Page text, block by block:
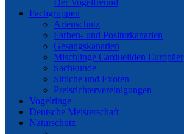
Der Vogelfreund
Fachgruppen
Artenschutz
Farben- und Positurkanarien
Gesangskanarien
Mischlinge Cardueliden Europäer
Sachkunde
Sittiche und Exoten
Preisrichtervereinigungen
Vogelringe
Deutsche Meisterschaft
Naturschutz